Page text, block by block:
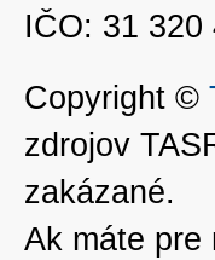
IČO: 31
Copyright ©
zdrojov
zakázané.
Ak máte pre